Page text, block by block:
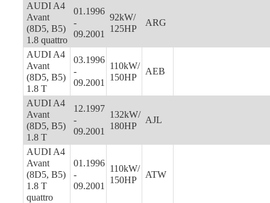
AUDI A4
Avant
(8D5, B5)
1.8 quattro
01.1996
-
09.2001
92kW/
125HP
ARG
AUDI A4
Avant
(8D5, B5)
1.8 T
03.1996
-
09.2001
110kW/
150HP
AEB
AUDI A4
Avant
(8D5, B5)
1.8 T
12.1997
-
09.2001
132kW/
180HP
AJL
AUDI A4
Avant
(8D5, B5)
1.8 T
quattro
01.1996
-
09.2001
110kW/
150HP
ATW